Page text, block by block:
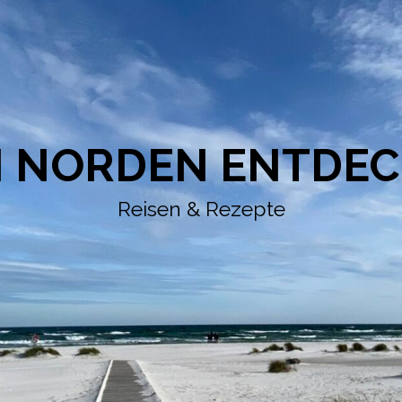
NORDEN
Reisen & Rezepte